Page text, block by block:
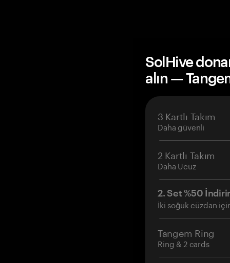
SolHive
alın —
3 Kartlı Takım
Daha güvenli
2 Kartlı Takım
Daha Ucuz
2. Set %50
İki soğuk cüzdan
Tangem Ring
Ring & 2 cards